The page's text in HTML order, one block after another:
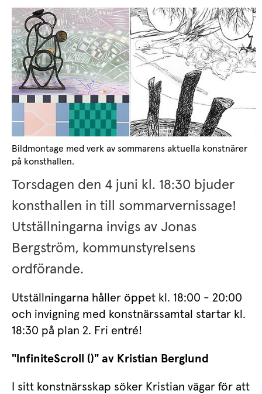
Bildmontage med verk av sommarens aktuella konstnärer
på konsthallen.
Torsdagen den 4 juni kl. 18:30 bjuder
konsthallen in till sommarvernissage!
Utställningarna invigs av Jonas
Bergström, kommunstyrelsens
ordförande.
Utställningarna håller öppet kl. 18:00 - 20:00
och invigning med konstnärssamtal startar kl.
18:30 på plan 2. Fri entré!
"lnfiniteScroll ()" av Kristian Berglund
I sitt konstnärsskap söker Kristian vägar för att